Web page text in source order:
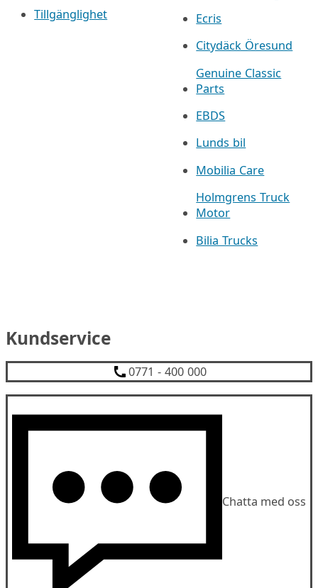
Tillgänglighet
Ecris
Citydäck Öresund
Genuine Classic
Parts
EBDS
Lunds bil
Mobilia Care
Holmgrens Truck
Motor
Bilia Trucks
Kundservice
0771 - 400 000
Chatta med oss